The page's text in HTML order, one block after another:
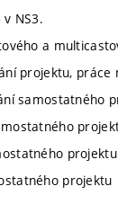
NS3.
a
projektu, práce
samostatného
projektu
projektu